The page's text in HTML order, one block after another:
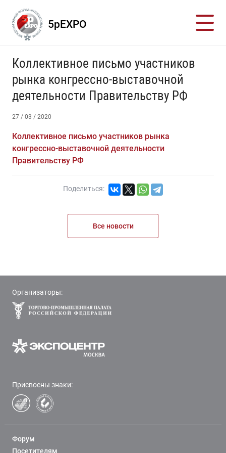
5pEXPO
Коллективное письмо участников
рынка конгрессно-выставочной
деятельности Правительству РФ
27 / 03 / 2020
Коллективное письмо участников рынка
конгрессно-выставочной деятельности
Правительству РФ
Поделиться:
Все новости
Организаторы:
Присвоены знаки:
Форум
Посетителям